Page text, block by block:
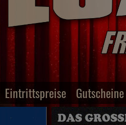
Eintrittspreise Gutscheine